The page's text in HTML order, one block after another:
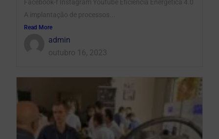
Facebook-f Instagram Youtube Eficiência Energética 4.0
A implantação de processos...
Read More
admin
outubro 16, 2023